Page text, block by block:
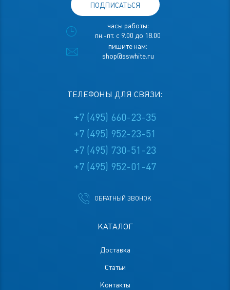
КАТАЛОГ
Доставка
Статьи
Контакты
ПОДПИСАТЬСЯ
часы работы:
пн.-пт. с 9.00 до 18.00
пишите нам:
shop@sswhite.ru
ТЕЛЕФОНЫ ДЛЯ СВЯЗИ:
+7 (495) 660-23-35
+7 (495) 952-23-51
+7 (495) 730-51-23
+7 (495) 952-01-47
ОБРАТНЫЙ ЗВОНОК